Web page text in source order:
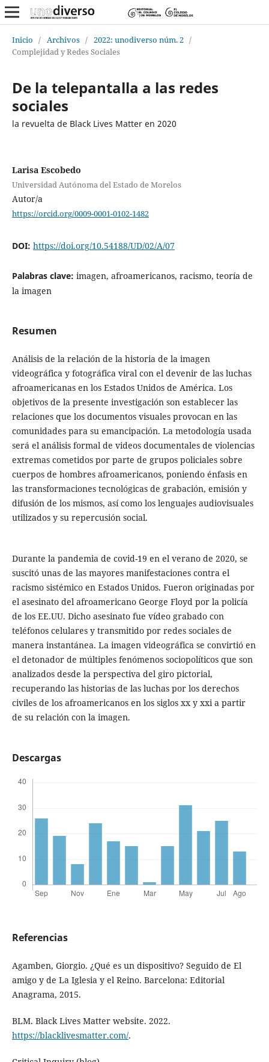
Inicio / Archivos / 2022: unodiverso núm. 2 /
Complejidad y Redes Sociales
De la telepantalla a las redes
sociales
la revuelta de Black Lives Matter en 2020
Larisa Escobedo
Universidad Autónoma del Estado de Morelos
Autor/a
https://orcid.org/0009-0001-0102-1482
DOI: https://doi.org/10.54188/UD/02/A/07
Palabras clave: imagen, afroamericanos, racismo, teoría de
la imagen
Resumen
Análisis de la relación de la historia de la imagen
videográfica y fotográfica viral con el devenir de las luchas
afroamericanas en los Estados Unidos de América. Los
objetivos de la presente investigación son establecer las
relaciones que los documentos visuales provocan en las
comunidades para su emancipación. La metodología usada
será el análisis formal de videos documentales de violencias
extremas cometidos por parte de grupos policiales sobre
cuerpos de hombres afroamericanos, poniendo énfasis en
las transformaciones tecnológicas de grabación, emisión y
difusión de los mismos, así como los lenguajes audiovisuales
utilizados y su repercusión social.
Durante la pandemia de covid-19 en el verano de 2020, se
suscitó unas de las mayores manifestaciones contra el
racismo sistémico en Estados Unidos. Fueron originadas por
el asesinato del afroamericano George Floyd por la policía
de los EE.UU. Dicho asesinato fue vídeo grabado con
teléfonos celulares y transmitido por redes sociales de
manera instantánea. La imagen videográfica se convirtió en
el detonador de múltiples fenómenos sociopolíticos que son
analizados desde la perspectiva del giro pictorial,
recuperando las historias de las luchas por los derechos
civiles de los afroamericanos en los siglos xx y xxi a partir
de su relación con la imagen.
Descargas
Referencias
Agamben, Giorgio. ¿Qué es un dispositivo? Seguido de El
amigo y de La Iglesia y el Reino. Barcelona: Editorial
Anagrama, 2015.
BLM. Black Lives Matter website. 2022.
https://blacklivesmatter.com/.